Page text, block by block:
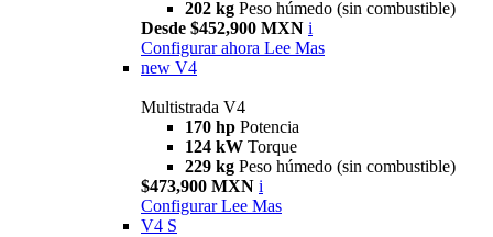
202 kg Peso húmedo (sin combustible)
Desde $452,900 MXN i
Configurar ahora Lee Mas
new V4
Multistrada V4
170 hp Potencia
124 kW Torque
229 kg Peso húmedo (sin combustible)
$473,900 MXN i
Configurar Lee Mas
V4 S